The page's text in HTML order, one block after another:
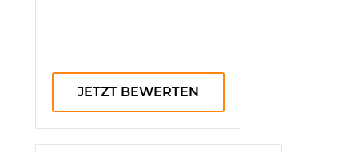
JETZT BEWERTEN